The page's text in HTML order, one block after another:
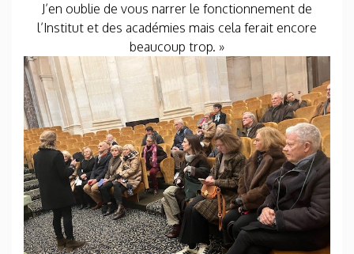
J’en oublie de vous narrer le fonctionnement de
l’Institut et des académies mais cela ferait encore
beaucoup trop. »